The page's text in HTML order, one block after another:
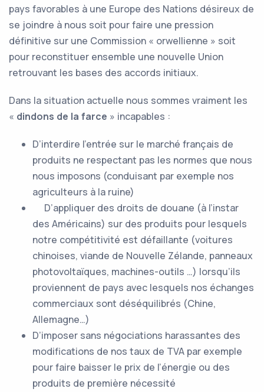
pays favorables à une Europe des Nations désireux de
se joindre à nous soit pour faire une pression
définitive sur une Commission « orwellienne » soit
pour reconstituer ensemble une nouvelle Union
retrouvant les bases des accords initiaux.
Dans la situation actuelle nous sommes vraiment les
« dindons de la farce » incapables :
D’interdire l’entrée sur le marché français de
produits ne respectant pas les normes que nous
nous imposons (conduisant par exemple nos
agriculteurs à la ruine)
D’appliquer des droits de douane (à l’instar
des Américains) sur des produits pour lesquels
notre compétitivité est défaillante (voitures
chinoises, viande de Nouvelle Zélande, panneaux
photovoltaïques, machines-outils …) lorsqu’ils
proviennent de pays avec lesquels nos échanges
commerciaux sont déséquilibrés (Chine,
Allemagne…)
D’imposer sans négociations harassantes des
modifications de nos taux de TVA par exemple
pour faire baisser le prix de l’énergie ou des
produits de première nécessité